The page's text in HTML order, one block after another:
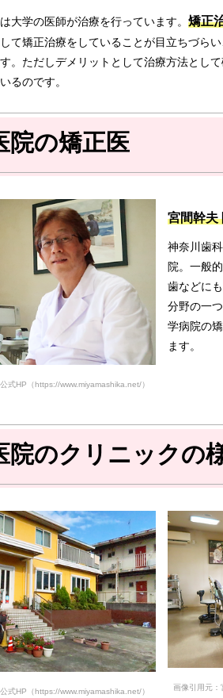
大学の医師が治療を行っています。 矯正
て矯正治療をしていることが目立ちづら
。ただしデメリットとして治療方法とし
るのです。
院の矯正医
式HP（https://www.miyamashika.net/）
宮間幹夫
神奈川歯
院。一般
歯などに
分野の一
学病院の
ます。
院のクリニックの
式HP（https://www.miyamashika.net/） 画像引用元